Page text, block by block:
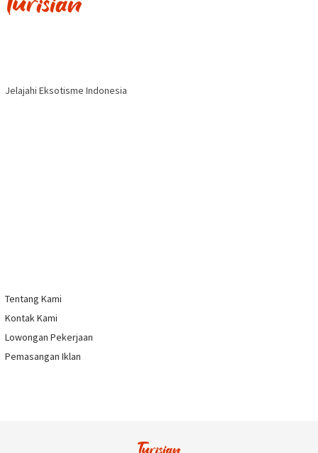
Jelajahi Eksotisme Indonesia
Tentang Kami
Kontak Kami
Lowongan Pekerjaan
Pemasangan Iklan